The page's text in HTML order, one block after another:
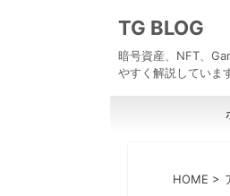
TG BLOG
暗号資産、NFT、
やすく解説していま
HOME >